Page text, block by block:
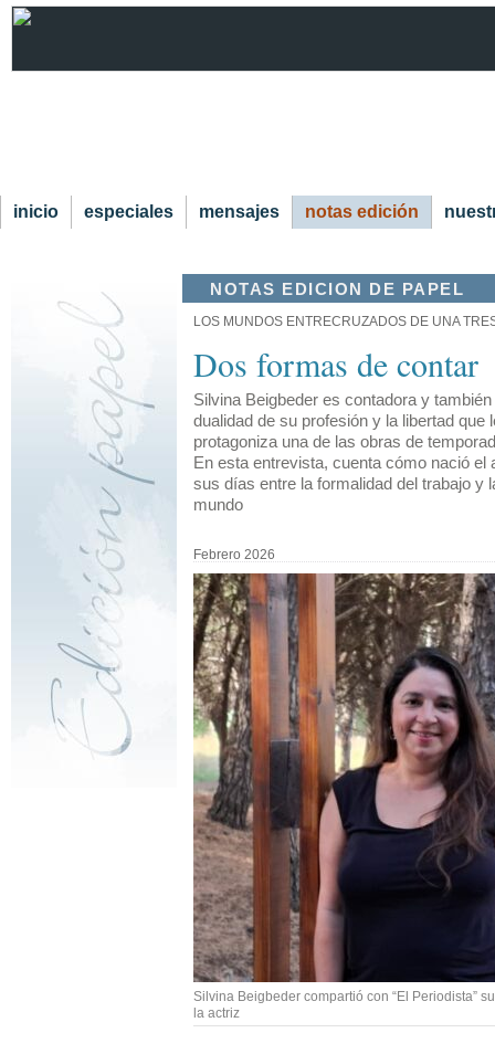
inicio especiales mensajes notas edición
NOTAS EDICION DE PAPEL
LOS MUNDOS ENTRECRUZADOS DE UNA
Dos formas de contar
Silvina Beigbeder es contadora y
dualidad de su profesión y la libertad que
protagoniza una de las obras de
En esta entrevista, cuenta cómo nació
sus días entre la formalidad del trabajo y
mundo
Febrero 2026
Silvina Beigbeder compartió con “El Periodista”
la actriz